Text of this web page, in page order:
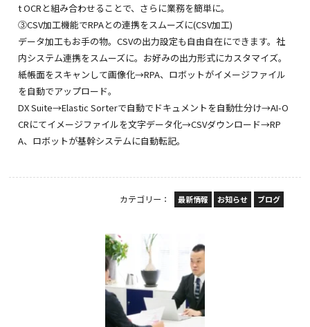
t OCRと組み合わせることで、さらに業務を簡単に。
③CSV加工機能でRPAとの連携をスムーズに(CSV加工)
データ加工もお手の物。CSVの出力設定も自由自在にできます。社
内システム連携をスムーズに。お好みの出力形式にカスタマイズ。
紙帳面をスキャンして画像化→RPA、ロボットがイメージファイル
を自動でアップロード。
DX Suite→Elastic Sorterで自動でドキュメントを自動仕分け→AI-O
CRにてイメージファイルを文字データ化→CSVダウンロード→RP
A、ロボットが基幹システムに自動転記。
カテゴリー： 最新情報 お知らせ ブログ